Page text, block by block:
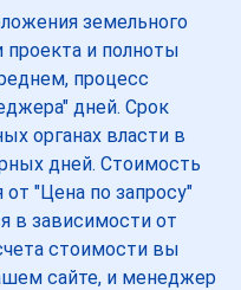
земельного
проекта и полноты
процесс
дней. Срок
органах власти в
дней. Стоимость
от "Цена по запросу"
в зависимости от
стоимости вы
сайте, и менеджер